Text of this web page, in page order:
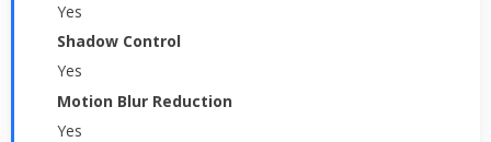
Yes
Shadow Control
Yes
Motion Blur Reduction
Yes